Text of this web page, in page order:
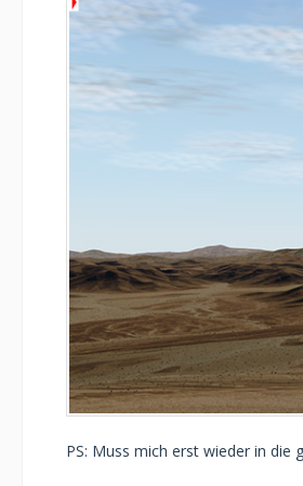
PS: Muss mich erst wieder in